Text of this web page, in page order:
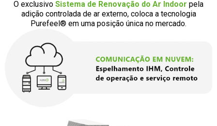
O exclusivo Sistema de Renovação do Ar Indoor pela
adição controlada de ar externo, coloca a tecnologia
Purefeel® em uma posição única no mercado.